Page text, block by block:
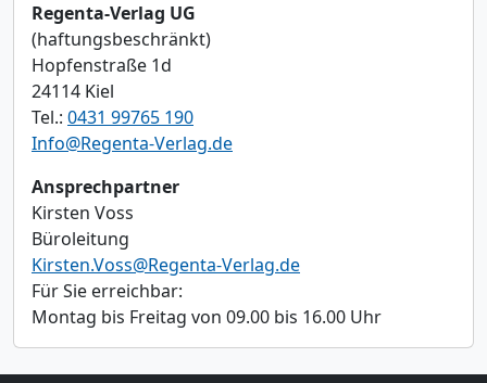
Regenta-Verlag UG
(haftungsbeschränkt)
Hopfenstraße 1d
24114 Kiel
Tel.: 0431 99765 190
Info@Regenta-Verlag.de
Ansprechpartner
Kirsten Voss
Büroleitung
Kirsten.Voss@Regenta-Verlag.de
Für Sie erreichbar:
Montag bis Freitag von 09.00 bis 16.00 Uhr